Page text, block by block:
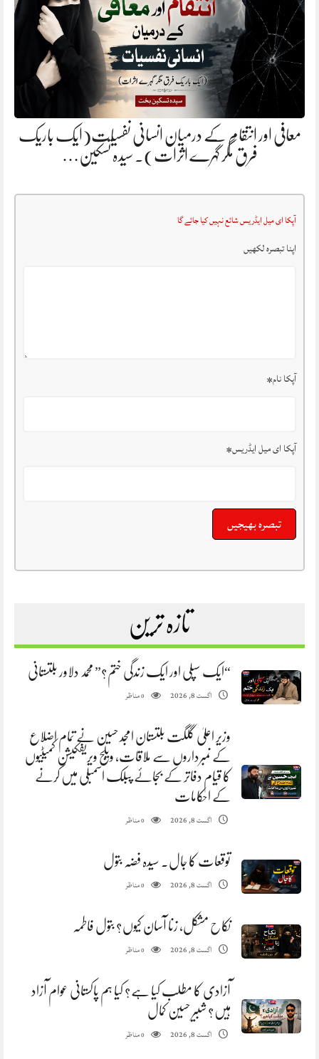
معافی اور انتقام کے درمیان انسانی نفسیات(ایک باریک
فرق مگر گہرے اثرات). سیدہ تسکین…
آپکا ای میل ایڈریس شائع نہیں کیا جائے گا
اپنا تبصرہ لکھیں
آپکا نام*
آپکا ای میل ایڈریس*
تازہ ترین
“ایک سپلی اور ایک زندگی ختم؟” محمد دلاور بلتستانی
اگست 8, 2026 0مناظر
وزیر اعلیٰ گلگت بلتستان امجد حسین نے تمام اضلاع
کے نمبرداروں سے ملاقات، ویلج ویریفکیشن کمیٹیوں
کا قیام دفاتر کے بجائے پبلک اسمبلی میں کرنے
کے احکامات
اگست 8, 2026 0مناظر
توقعات کا جال. سیدہ فضہ بتول
اگست 8, 2026 0مناظر
نکاح مشکل، زنا آسان کیوں؟ بتول فاطمہ
اگست 8, 2026 0مناظر
آزادی کا مطلب کیا ہے؟ کیا ہم پاکستانی عوام آزاد
ہیں؟ شبیر حسین کمال
اگست 8, 2026 0مناظر